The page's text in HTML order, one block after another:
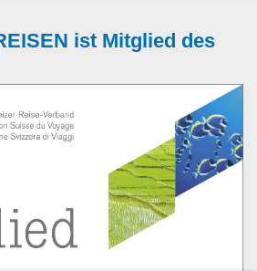
ist Mitglied des